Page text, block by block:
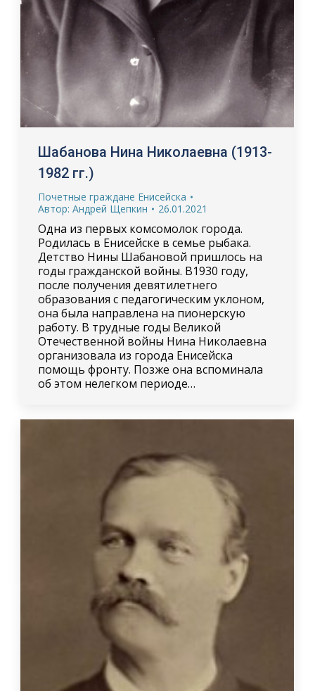
Шабанова Нина Николаевна (1913-
1982 гг.)
Почетные граждане Енисейска
Автор: Андрей Щепкин 26.01.2021
Одна из первых комсомолок города.
Родилась в Енисейске в семье рыбака.
Детство Нины Шабановой пришлось на
годы гражданской войны. В1930 году,
после получения девятилетнего
образования с педагогическим уклоном,
она была направлена на пионерскую
работу. В трудные годы Великой
Отечественной войны Нина Николаевна
организовала из города Енисейска
помощь фронту. Позже она вспоминала
об этом нелегком периоде…